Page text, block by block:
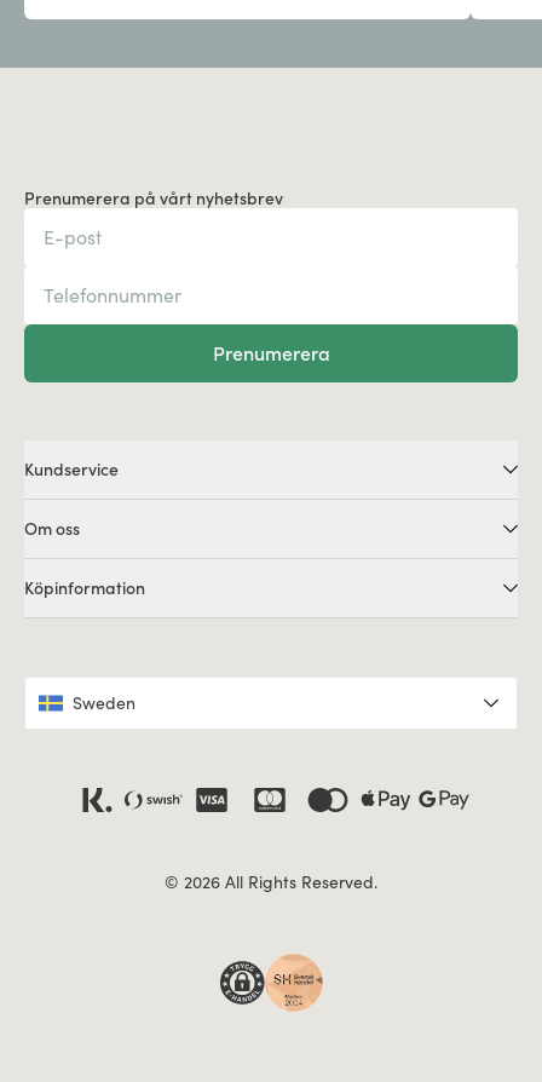
Prenumerera på vårt nyhetsbrev
Prenumerera
© 2026 All Rights Reserved.
Kundservice
Om oss
Köpinformation
Sweden